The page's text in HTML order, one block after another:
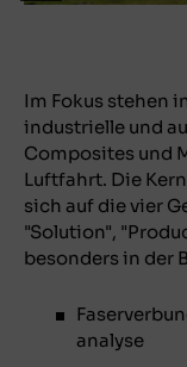
Im Fokus stehen
industrielle und
Composites und
Luftfahrt. Die
sich auf die vier
"Solution",
besonders in der
analyse